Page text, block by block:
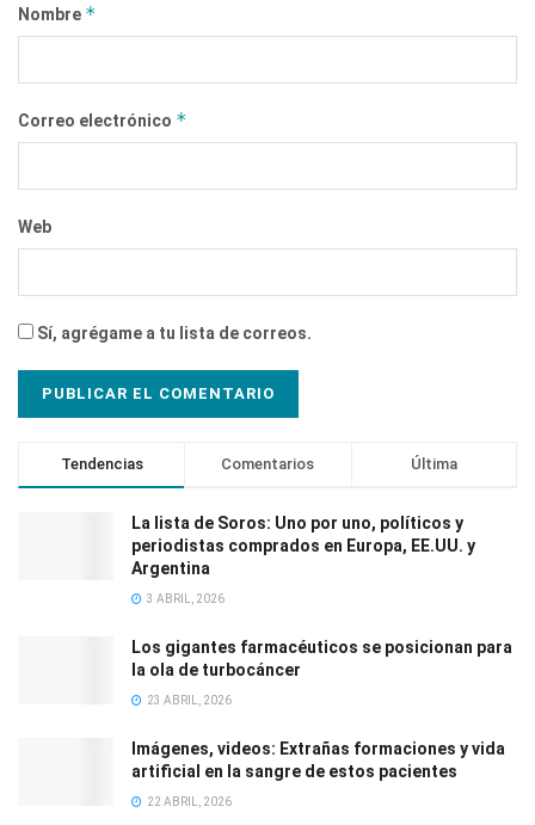
Nombre *
Correo electrónico *
Web
Sí, agrégame a tu lista de correos.
Tendencias Comentarios Última
La lista de Soros: Uno por uno, políticos y
periodistas comprados en Europa, EE.UU. y
Argentina
3 ABRIL, 2026
Los gigantes farmacéuticos se posicionan para
la ola de turbocáncer
23 ABRIL, 2026
Imágenes, videos: Extrañas formaciones y vida
artificial en la sangre de estos pacientes
22 ABRIL, 2026